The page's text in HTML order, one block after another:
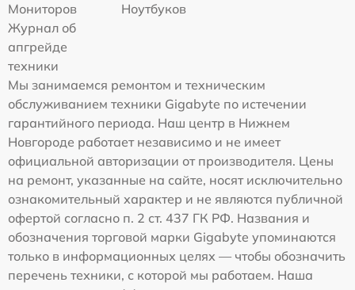
Мониторов
Ноутбуков
Журнал об
апгрейде
техники
Мы занимаемся ремонтом и техническим
обслуживанием техники Gigabyte по истечении
гарантийного периода. Наш центр в Нижнем
Новгороде работает независимо и не имеет
официальной авторизации от производителя. Цены
на ремонт, указанные на сайте, носят исключительно
ознакомительный характер и не являются публичной
офертой согласно п. 2 ст. 437 ГК РФ. Названия и
обозначения торговой марки Gigabyte упоминаются
только в информационных целях — чтобы обозначить
перечень техники, с которой мы работаем. Наша